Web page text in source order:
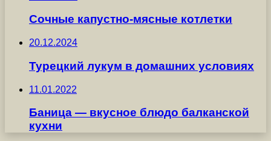
Сочные капустно-мясные котлетки
20.12.2024
Турецкий лукум в домашних условиях
11.01.2022
Баница — вкусное блюдо балканской
кухни